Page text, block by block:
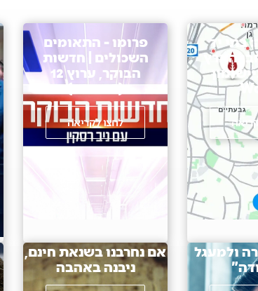
בתי יד
הארץ
פרומו - התאומים
השכולים | חדשות
הבוקר, ערוץ 12
(29.4.25)
לחצו לקריאה
ולמעגל
אם נחרבנו בשנאת חינם,
ניבנה באהבה